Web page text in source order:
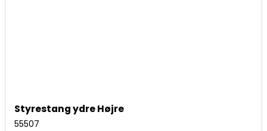
Styrestang ydre Højre
55507